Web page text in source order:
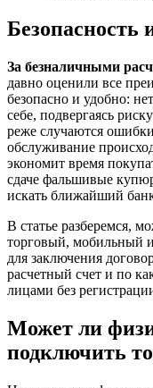
Безопасность
За безналичными
давно оценили все
безопасно и удобно:
себе, подвергаясь
реже случаются
обслуживание
экономит время
сдаче фальшивые
искать ближайший
В статье разберемся,
торговый, мобильный
для заключения
расчетный счет и по
лицами без
Может ли
подключить